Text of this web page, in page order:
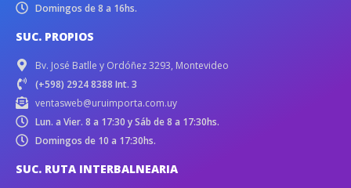
Domingos de 8 a 16hs.
SUC. PROPIOS
Bv. José Batlle y Ordóñez 3293, Montevideo
(+598) 2924 8388 Int. 3
ventasweb@uruimporta.com.uy
Lun. a Vier. 8 a 17:30 y Sáb de 8 a 17:30hs.
Domingos de 10 a 17:30hs.
SUC. RUTA INTERBALNEARIA